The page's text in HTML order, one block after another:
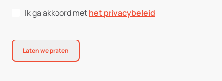
Ik ga akkoord methet privacybeleid
Laten we praten